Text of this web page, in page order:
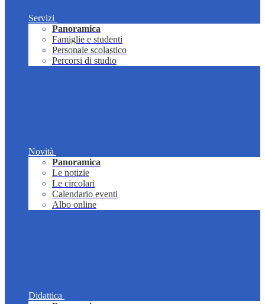
Servizi
Panoramica
Famiglie e studenti
Personale scolastico
Percorsi di studio
Novità
Panoramica
Le notizie
Le circolari
Calendario eventi
Albo online
Didattica